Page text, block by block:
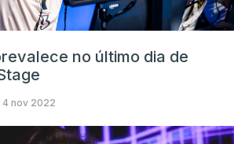
no último dia de
4 nov 2022